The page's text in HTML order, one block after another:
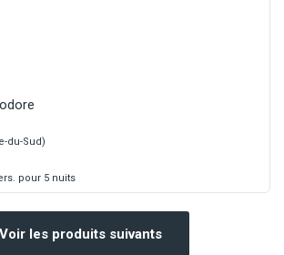
du-Sud)
pour 5 nuits
Voir les produits suivants